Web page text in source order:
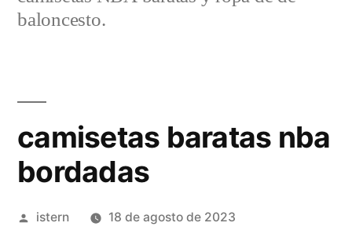
baloncesto.
camisetas baratas nba
bordadas
Publicado
istern 18 de agosto de 2023